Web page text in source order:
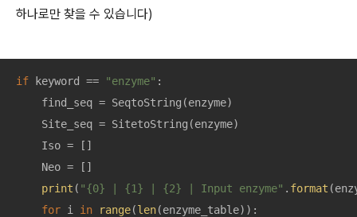
하나로만 찾을 수 있습니다)
if keyword == "enzyme" :
    find_seq = SeqtoString(enzyme)
    Site_seq = SitetoString(enzyme)
    Iso = []
    Neo = []
print ( "{0} | {1} | {2} | Input enzyme" . format
for i in range(len(enzyme_table)):